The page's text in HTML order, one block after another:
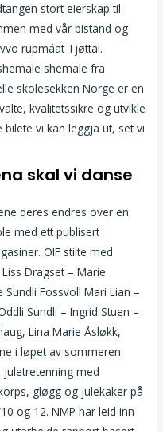
stort eierskap til
med vår bistand og
rupmáat Tjøttai.
shemale fra
skolesekken Norge er en
kvalitetssikre og utvikle
bilete vi kan leggja ut, set vi
skal vi danse
deres endres over en
med ett publisert
OIF stilte med
Dragset – Marie
Fossvoll Mari Lian –
Sundli – Ingrid Stuen –
Lina Marie Åsløkk,
i løpet av sommeren
med
gløgg og julekaker på
og 12. NMP har leid inn